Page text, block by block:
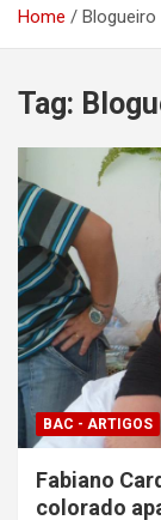
Home Blogueiro
Tag:
BAC - ARTIGOS
Fabiano
colorado